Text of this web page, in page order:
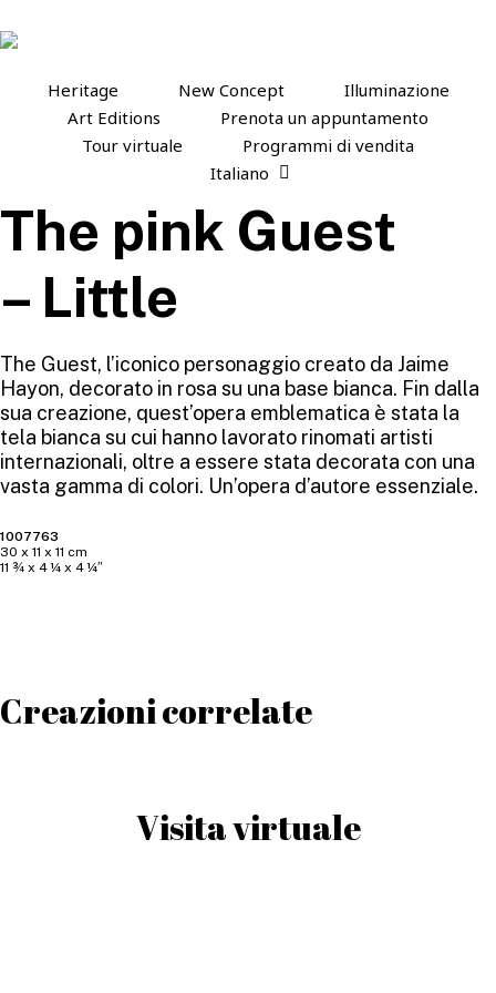
to
contentHeritage New Concept
Illuminazione
Art Editions
Prenota un appuntamento
Tour virtuale
Programmi di vendita
Italiano
The pink Guest
– Little
The Guest, l’iconico personaggio creato da Jaime
Hayon, decorato in rosa su una base bianca. Fin dalla
sua creazione, quest’opera emblematica è stata la
tela bianca su cui hanno lavorato rinomati artisti
internazionali, oltre a essere stata decorata con una
vasta gamma di colori. Un’opera d’autore essenziale.
1007763
30 x 11 x 11 cm
11 ¾ x 4 ¼ x 4 ¼″
Creazioni correlate
Visita virtuale